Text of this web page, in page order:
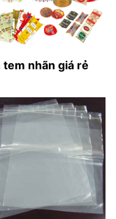
tem nhãn giá rẻ